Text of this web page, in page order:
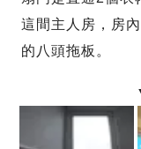
這間主人房，房
的八頭拖板。